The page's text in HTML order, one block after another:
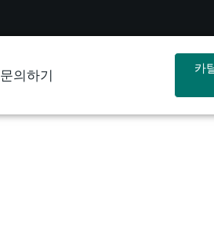
문의하기
카